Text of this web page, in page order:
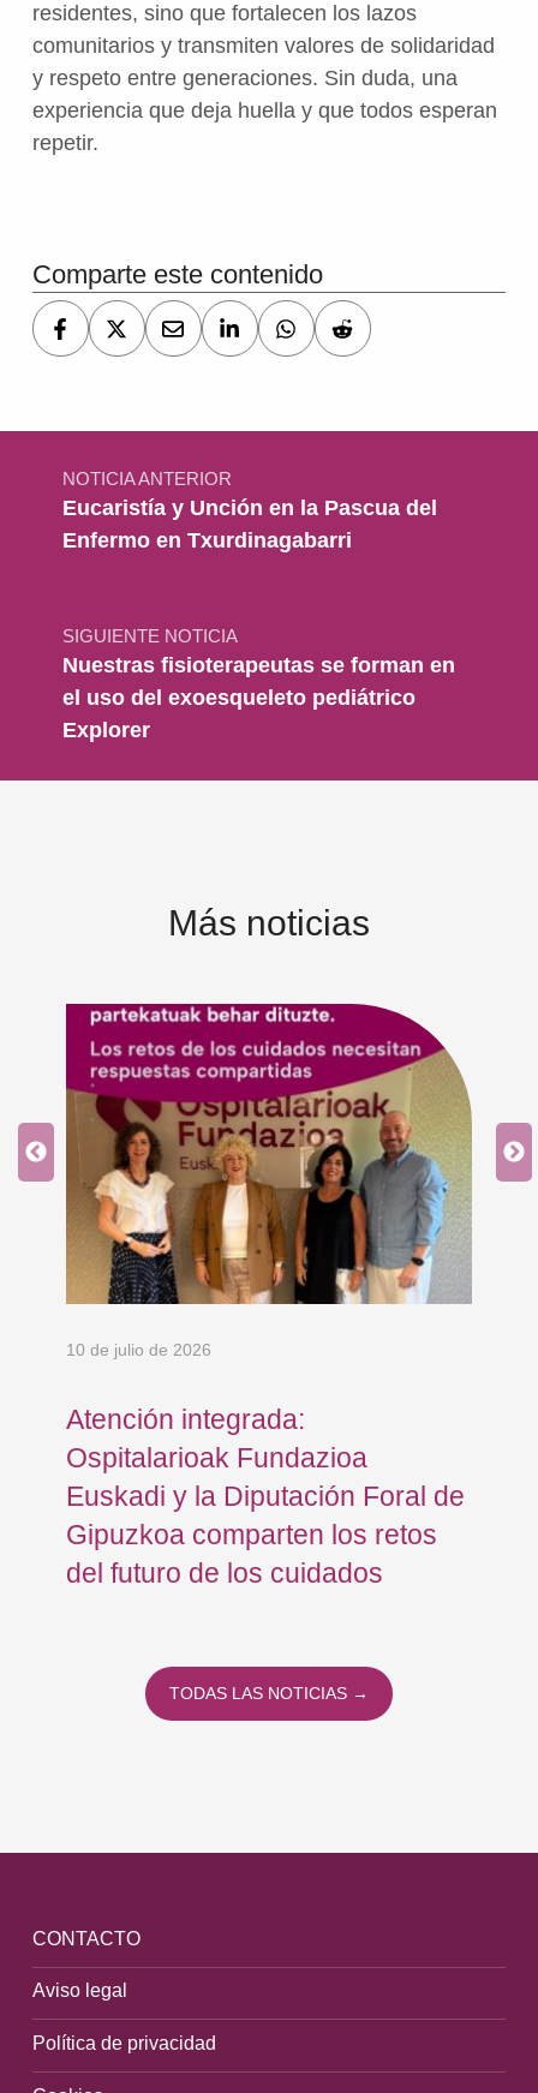
residentes, sino que fortalecen los lazos
comunitarios y transmiten valores de solidaridad
y respeto entre generaciones. Sin duda, una
experiencia que deja huella y que todos esperan
repetir.
Comparte este contenido
Navegación de entradas
NOTICIA ANTERIOR
Eucaristía y Unción en la Pascua del
Enfermo en Txurdinagabarri
SIGUIENTE NOTICIA
Nuestras fisioterapeutas se forman en
el uso del exoesqueleto pediátrico
Explorer
Más noticias
10 de julio de 2026
Atención integrada:
Ospitalarioak Fundazioa
Euskadi y la Diputación Foral de
Gipuzkoa comparten los retos
del futuro de los cuidados
TODAS LAS NOTICIAS →
CONTACTO
Aviso legal
Política de privacidad